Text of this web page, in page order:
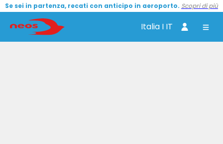
Se sei in partenza, recati con anticipo in aeroporto. Scopri di più
Italia I IT